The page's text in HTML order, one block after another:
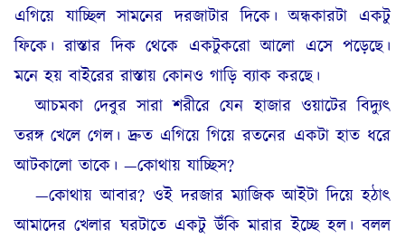
এগিয়ে যাচ্ছিল সামনের দরজাটার দিকে। অন্ধকারটা একটু
ফিকে। রাস্তার দিক থেকে একটুকরো আলো এসে পড়েছে।
মনে হয় বাইরের রাস্তায় কোনও গাড়ি ব্যাক করছে।
আচমকা দেবুর সারা শরীরে যেন হাজার ওয়াটের বিদ্যুৎ
তরঙ্গ খেলে গেল। দ্রুত এগিয়ে গিয়ে রতনের একটা হাত ধরে
আটকালো তাকে। —কোথায় যাচ্ছিস?
—কোথায় আবার? ওই দরজার ম্যাজিক আইটা দিয়ে হঠাৎ
আমাদের খেলার ঘরটাতে একটু উঁকি মারার ইচ্ছে হল। বলল